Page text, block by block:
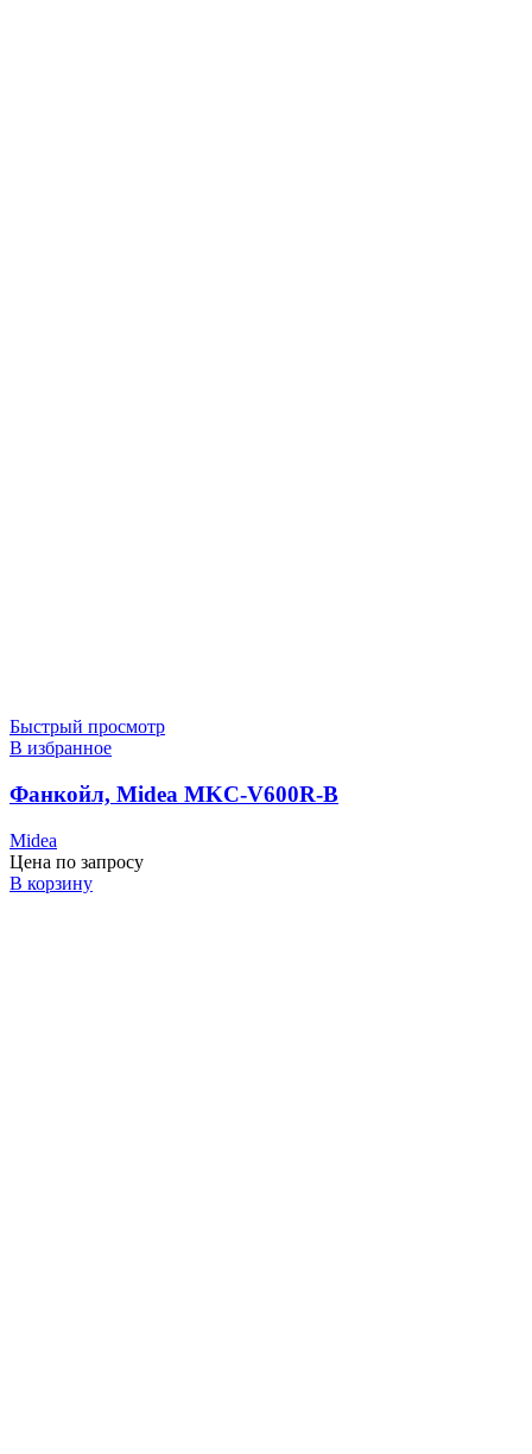
Быстрый просмотр
В избранное
Фанкойл, Midea MKC-V600R-B
Midea
Цена по запросу
В корзину